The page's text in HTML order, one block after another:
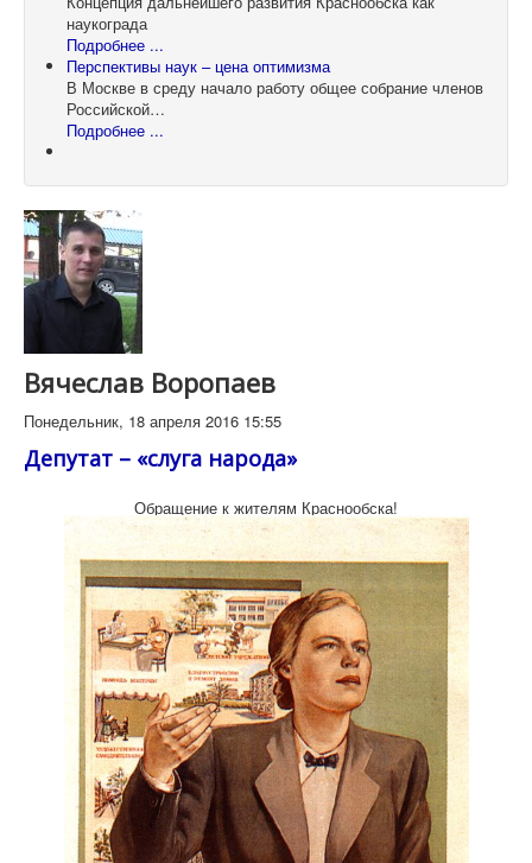
наукограда
Подробнее ...
Перспективы наук – цена оптимизма
В Москве в среду начало работу общее собрание членов
Российской…
Подробнее ...
Вячеслав Воропаев
Понедельник, 18 апреля 2016 15:55
Депутат – «слуга народа»
Обращение к жителям Краснообска!